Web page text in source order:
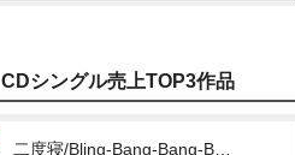
CDシングル売上TOP3作品